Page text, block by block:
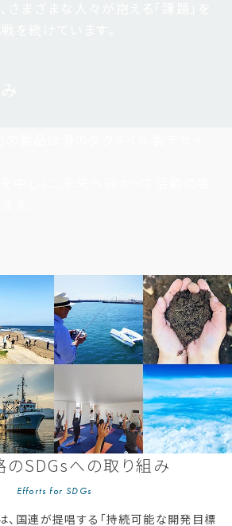
SDGsへの取り組み
Efforts for SDGs
、国連が提唱する「持続可能な開発目標